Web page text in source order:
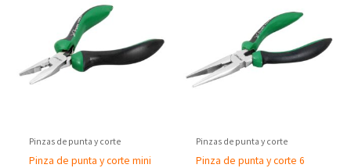
Pinzas de punta y corte
Pinza de punta y corte mini
Pinzas de punta y corte
Pinza de punta y corte 6